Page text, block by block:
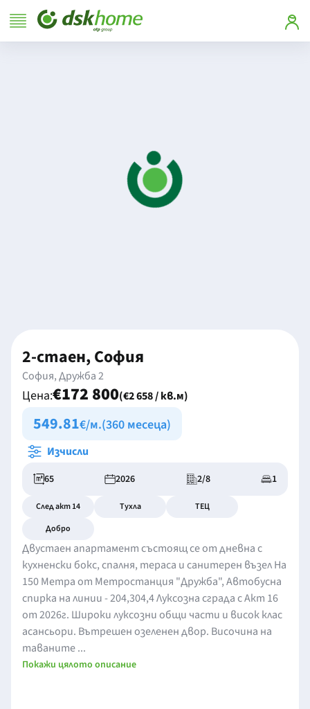
2-стаен, София
София, Дружба 2
Цена:€172 800(€2 658 / кв.м)
549.81€/м.(360 месеца)
Изчисли
65 2026 2/8 1
След акт 14 Тухла
ТЕЦ
Добро
Двустаен апартамент състоящ се от дневна с
кухненски бокс, спалня, тераса и санитерен възел На
150 Метрa от Метростанция "Дружба", Автобусна
спирка на линии - 204,304,4 Луксозна сграда с Акт 16
от 2026г. Широки луксозни общи части и висок клас
асансьори. Вътрешен озеленен двор. Височина на
таваните ...
Покажи цялото описание